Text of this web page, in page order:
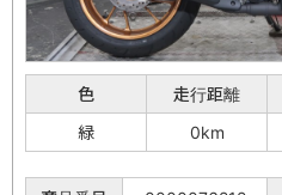
色 走行距離
緑
0km